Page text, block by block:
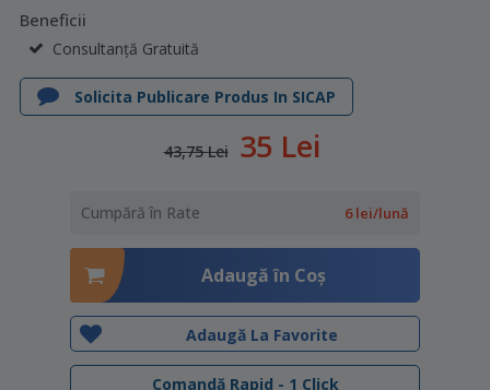
Beneficii
Consultanță Gratuită
Solicita Publicare Produs In SICAP
43,75 Lei 35 Lei
Cumpără în Rate 6 lei/lună
Adaugă în Coş
Adaugă La Favorite
Comandă Rapid - 1 Click